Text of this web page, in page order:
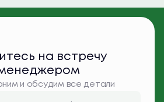
на встречу
и обсудим все детали